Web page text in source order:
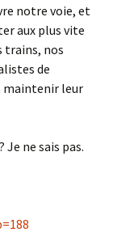
notre voie, et
aux plus vite
trains, nos
de
maintenir leur
ne sais pas.